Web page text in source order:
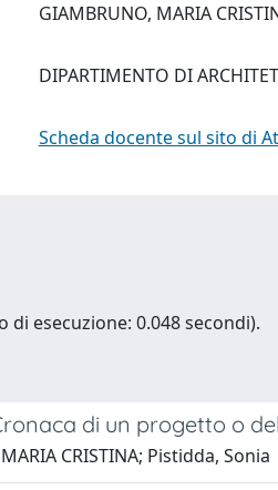
GIAMBRUNO, MARIA
DIPARTIMENTO DI
Scheda docente sul sito di
di esecuzione: 0.048 secondi).
di un progetto o
CRISTINA; Pistidda, Sonia